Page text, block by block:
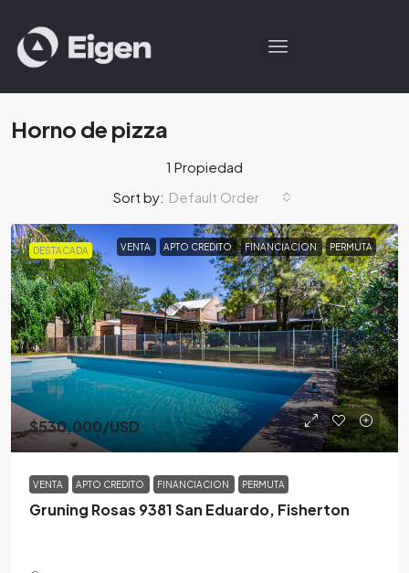
Horno de pizza
1 Propiedad
Sort by: Default Order
DESTACADA VENTA APTO CREDITO FINANCIACION PERMUTA
$530,000/USD
VENTA APTO CREDITO FINANCIACION PERMUTA
Gruning Rosas 9381 San Eduardo, Fisherton